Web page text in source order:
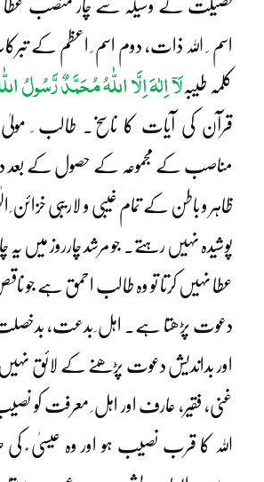
فضیلت کے وسیلہ سے چار منصب عطا
اسم ِ اللہ ذات، دوم اسم ِ اعظم کے
کلمہ طیبہ لَآ اِلٰہَ اِلَّا اللّٰہُ مُحَمَّدٌ رَّسُولُ
قرآن کی آیات کا ناسخ۔ طالب
مناصب کے مجموعہ کے حصول کے بعد
ظاہر و باطن کے تمام غیبی و لاریبی
پوشیدہ نہیں رہتے۔ جو مرشد چارروز میں
عطا نہیں کرتا تو وہ طالب احمق ہے جو
دعوت پڑھتا ہے۔ اہل ِ بدعت،
اور بداندیش دعوت پڑھنے کے لائق
غنی، فقیر، عارف اور اہل ِ معرفت کو
اللہ کا قرب نصیب ہو اور وہ عیسیٰ